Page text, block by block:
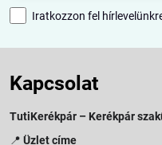
Iratkozzon fel
Kapcsolat
TutiKerékpár – Kerékpár
📍 Üzlet címe